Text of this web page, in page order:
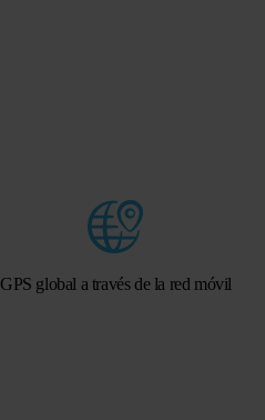
GPS global a través de la red móvil